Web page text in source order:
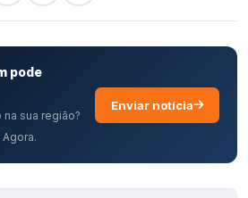
pode
sua região?
Agora.
Enviar notícia